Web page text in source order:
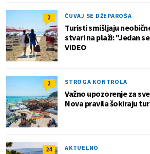
2 ČUVAJ SE DŽEPAROŠA
Turisti smišljaju
stvari na plaži: "Jedan
VIDEO
2 STROGA KONTROLA
Važno upozorenje za
Nova pravila šokiraju
24 AKTUELNO